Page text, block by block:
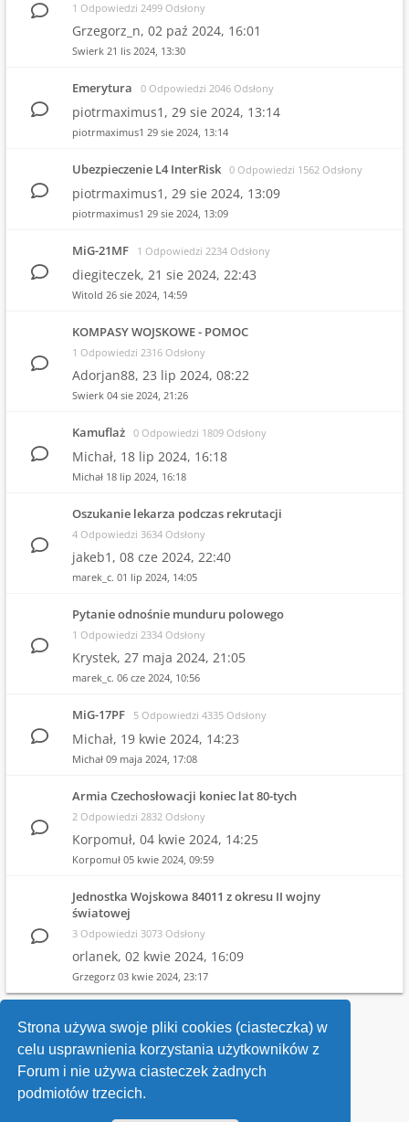
Strona używa swoje pliki cookies (ciasteczka) w
celu usprawnienia korzystania użytkowników z
Forum i nie używa ciasteczek żadnych
podmiotów trzecich.
1 Odpowiedzi 2499 Odsłony
Grzegorz_n, 02 paź 2024, 16:01
Swierk 21 lis 2024, 13:30
Emerytura 0 Odpowiedzi 2046 Odsłony
piotrmaximus1, 29 sie 2024, 13:14
piotrmaximus1 29 sie 2024, 13:14
Ubezpieczenie L4 InterRisk 0 Odpowiedzi 1562 Odsłony
piotrmaximus1, 29 sie 2024, 13:09
piotrmaximus1 29 sie 2024, 13:09
MiG-21MF 1 Odpowiedzi 2234 Odsłony
diegiteczek, 21 sie 2024, 22:43
Witold 26 sie 2024, 14:59
KOMPASY WOJSKOWE - POMOC
1 Odpowiedzi 2316 Odsłony
Adorjan88, 23 lip 2024, 08:22
Swierk 04 sie 2024, 21:26
Kamuflaż 0 Odpowiedzi 1809 Odsłony
Michał, 18 lip 2024, 16:18
Michał 18 lip 2024, 16:18
Oszukanie lekarza podczas rekrutacji
4 Odpowiedzi 3634 Odsłony
jakeb1, 08 cze 2024, 22:40
marek_c. 01 lip 2024, 14:05
Pytanie odnośnie munduru polowego
1 Odpowiedzi 2334 Odsłony
Krystek, 27 maja 2024, 21:05
marek_c. 06 cze 2024, 10:56
MiG-17PF 5 Odpowiedzi 4335 Odsłony
Michał, 19 kwie 2024, 14:23
Michał 09 maja 2024, 17:08
Armia Czechosłowacji koniec lat 80-tych
2 Odpowiedzi 2832 Odsłony
Korpomuł, 04 kwie 2024, 14:25
Korpomuł 05 kwie 2024, 09:59
Jednostka Wojskowa 84011 z okresu II wojny
światowej
3 Odpowiedzi 3073 Odsłony
orlanek, 02 kwie 2024, 16:09
Grzegorz 03 kwie 2024, 23:17
1 2 3 4
Wróć do wykazu forów